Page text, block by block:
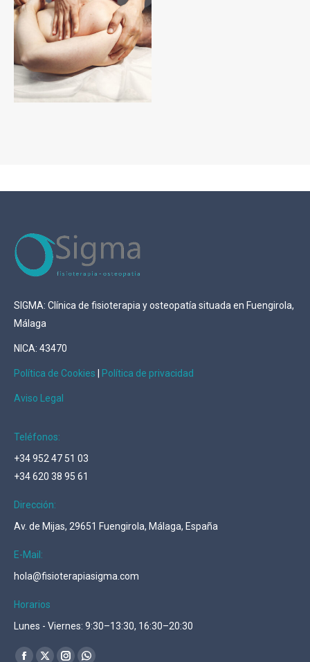
SIGMA: Clínica de fisioterapia y osteopatía situada en Fuengirola,
Málaga
NICA: 43470
Política de Cookies Política de privacidad
Aviso Legal
Teléfonos:
+34 952 47 51 03
+34 620 38 95 61
Dirección:
Av. de Mijas, 29651 Fuengirola, Málaga, España
E-Mail:
hola@fisioterapiasigma.com
Horarios
Lunes - Viernes: 9:30–13:30, 16:30–20:30
Encuéntranos en: